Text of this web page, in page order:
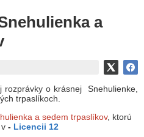
a
o krásnej Snehulienke,
trpaslíkoch.
a sedem trpaslíkov, ktorú
- Licencii 12